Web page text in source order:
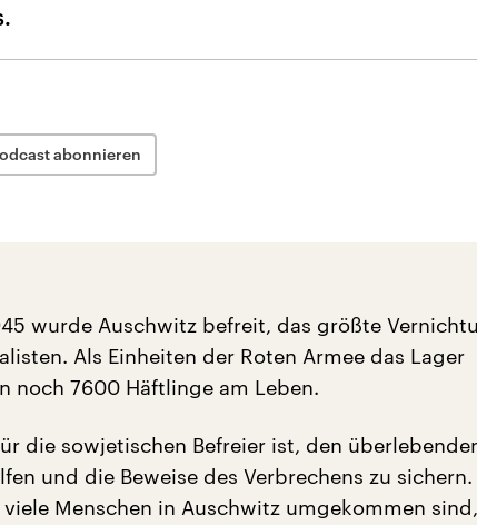
abonnieren
wurde Auschwitz befreit, das größte
Als Einheiten der Roten Armee das Lager
noch 7600 Häftlinge am Leben.
die sowjetischen Befreier ist, den
und die Beweise des Verbrechens zu
Menschen in Auschwitz umgekommen